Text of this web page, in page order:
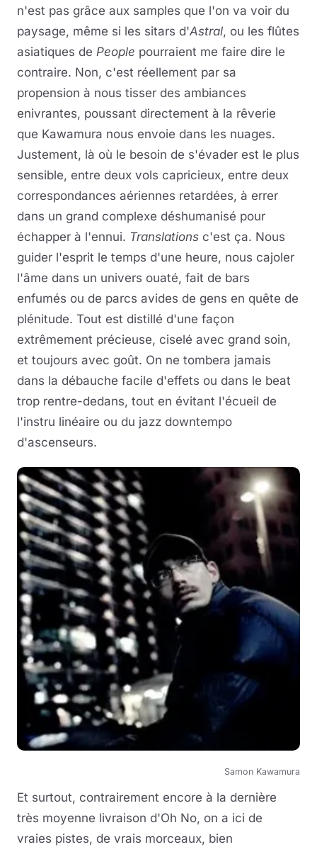
n'est pas grâce aux samples que l'on va voir du
paysage, même si les sitars d'Astral, ou les flûtes
asiatiques de People pourraient me faire dire le
contraire. Non, c'est réellement par sa
propension à nous tisser des ambiances
enivrantes, poussant directement à la rêverie
que Kawamura nous envoie dans les nuages.
Justement, là où le besoin de s'évader est le plus
sensible, entre deux vols capricieux, entre deux
correspondances aériennes retardées, à errer
dans un grand complexe déshumanisé pour
échapper à l'ennui. Translations c'est ça. Nous
guider l'esprit le temps d'une heure, nous cajoler
l'âme dans un univers ouaté, fait de bars
enfumés ou de parcs avides de gens en quête de
plénitude. Tout est distillé d'une façon
extrêmement précieuse, ciselé avec grand soin,
et toujours avec goût. On ne tombera jamais
dans la débauche facile d'effets ou dans le beat
trop rentre-dedans, tout en évitant l'écueil de
l'instru linéaire ou du jazz downtempo
d'ascenseurs.
Samon Kawamura
Et surtout, contrairement encore à la dernière
très moyenne livraison d'Oh No, on a ici de
vraies pistes, de vrais morceaux, bien